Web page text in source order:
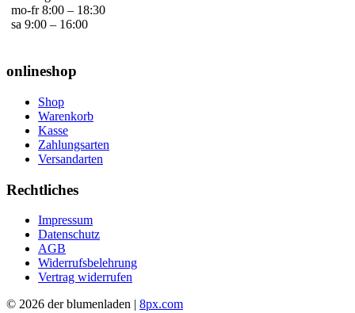
mo-fr 8:00 – 18:30
sa 9:00 – 16:00
onlineshop
Shop
Warenkorb
Kasse
Zahlungsarten
Versandarten
Rechtliches
Impressum
Datenschutz
AGB
Widerrufsbelehrung
Vertrag widerrufen
© 2026 der blumenladen | 8px.com